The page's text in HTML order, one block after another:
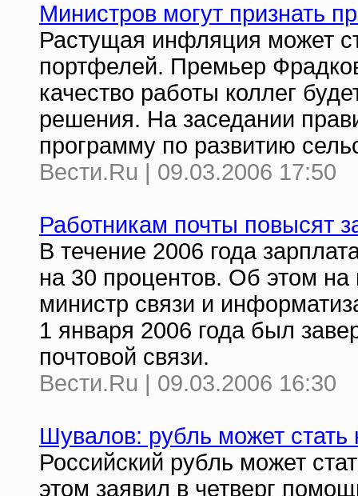
Министров могут признать
Растущая инфляция может
портфелей. Премьер
качество работы коллег
решения. На заседании
программу по развитию
Вести.Ru | 09.03.2006 17:50
Работникам почты повысят
В течение 2006 года
на 30 процентов. Об этом
министр связи и
1 января 2006 года был
почтовой связи.
Вести.Ru | 09.03.2006 16:30
Шувалов: рубль может стать
Российский рубль может
этом заявил в четверг